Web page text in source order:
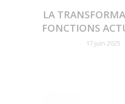
LA
FONCTIONS
17 juin 2025